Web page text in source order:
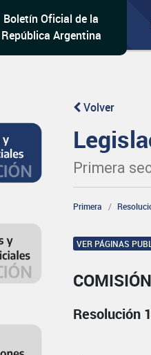
Boletín Oficial de la
República Argentina
Volver
Primera
Primera
VER PÁGINAS
Resolución